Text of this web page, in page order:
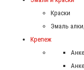
Краски
Эмаль
Крепеж